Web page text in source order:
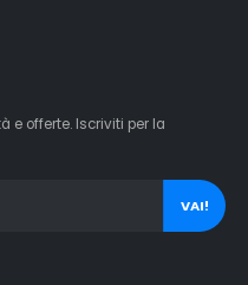
e offerte. Iscriviti per la
VAI!